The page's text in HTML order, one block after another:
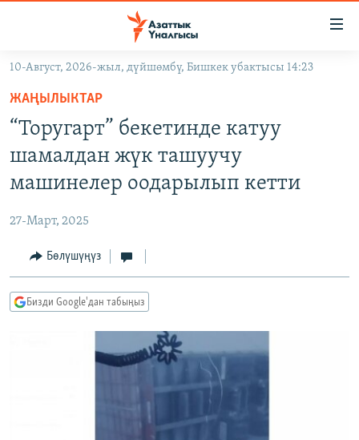
Навигацияга
өтүңүз
Издөөгө
салыңыз
КЫРГЫЗСТАН
КЫРГЫЗСТАН
МАДАНИЯТ
ДҮЙНӨ
ТВ ПРОГРАММАЛАР
БҮГҮН АЗАТТЫКТА
ПОДКАСТ
10-Август, 2026-жыл, дүйшөмбү, Бишкек убактысы 14:23
ЖАҢЫЛЫКТАР
“Торугарт” бекетинде катуу
шамалдан жүк ташуучу
машинелер оодарылып кетти
27-Март, 2025
Бөлүшүңүз
Бизди Google'дан табыңыз